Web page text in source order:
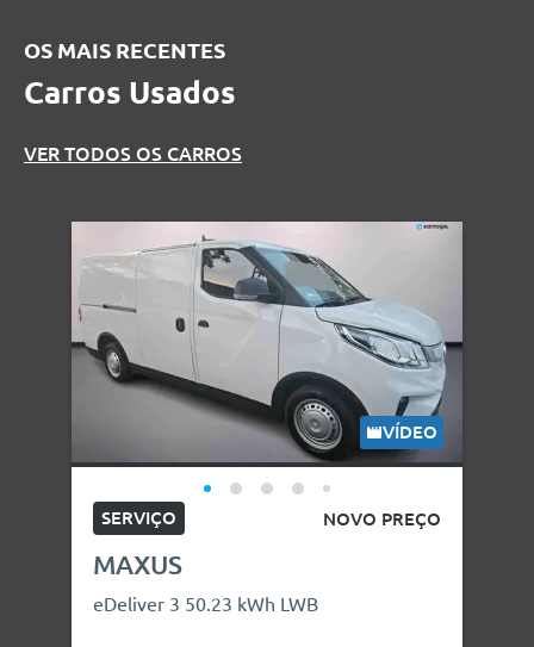
OS MAIS RECENTES
Carros Usados
VER TODOS OS CARROS
VÍDEO
SERVIÇO NOVO PREÇO
MAXUS
eDeliver 3 50.23 kWh LWB